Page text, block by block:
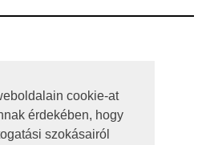
cookie-at
érdekében, hogy
szokásairól